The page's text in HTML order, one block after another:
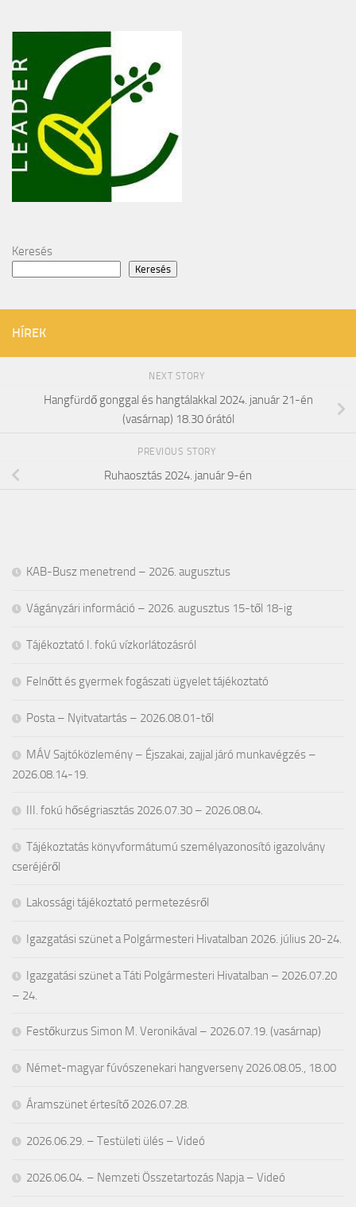
Keresés
Keresés
HÍREK
NEXT STORY
Hangfürdő gonggal és hangtálakkal 2024. január 21-én
(vasárnap) 18.30 órától
PREVIOUS STORY
Ruhaosztás 2024. január 9-én
KAB-Busz menetrend – 2026. augusztus
Vágányzári információ – 2026. augusztus 15-től 18-ig
Tájékoztató I. fokú vízkorlátozásról
Felnőtt és gyermek fogászati ügyelet tájékoztató
Posta – Nyitvatartás – 2026.08.01-től
MÁV Sajtóközlemény – Éjszakai, zajjal járó munkavégzés –
2026.08.14-19.
III. fokú hőségriasztás 2026.07.30 – 2026.08.04.
Tájékoztatás könyvformátumú személyazonosító igazolvány
cseréjéről
Lakossági tájékoztató permetezésről
Igazgatási szünet a Polgármesteri Hivatalban 2026. július 20-24.
Igazgatási szünet a Táti Polgármesteri Hivatalban – 2026.07.20
– 24.
Festőkurzus Simon M. Veronikával – 2026.07.19. (vasárnap)
Német-magyar fúvószenekari hangverseny 2026.08.05., 18.00
Áramszünet értesítő 2026.07.28.
2026.06.29. – Testületi ülés – Videó
2026.06.04. – Nemzeti Összetartozás Napja – Videó